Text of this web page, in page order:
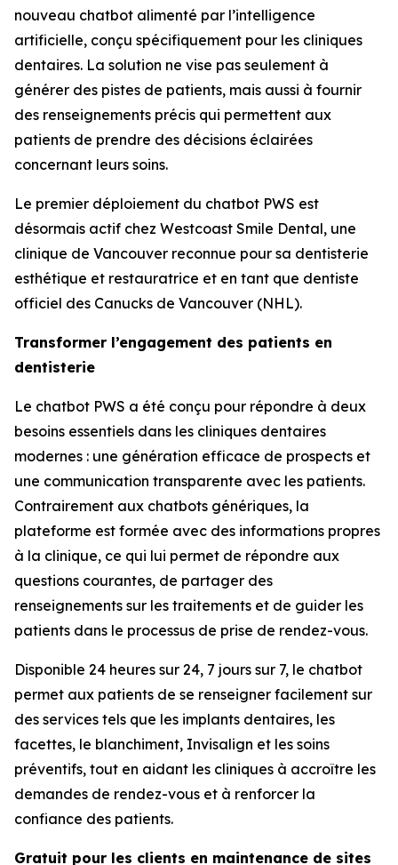
nouveau chatbot alimenté par l’intelligence
artificielle, conçu spécifiquement pour les cliniques
dentaires. La solution ne vise pas seulement à
générer des pistes de patients, mais aussi à fournir
des renseignements précis qui permettent aux
patients de prendre des décisions éclairées
concernant leurs soins.
Le premier déploiement du chatbot PWS est
désormais actif chez Westcoast Smile Dental, une
clinique de Vancouver reconnue pour sa dentisterie
esthétique et restauratrice et en tant que dentiste
officiel des Canucks de Vancouver (NHL).
Transformer l’engagement des patients en
dentisterie
Le chatbot PWS a été conçu pour répondre à deux
besoins essentiels dans les cliniques dentaires
modernes : une génération efficace de prospects et
une communication transparente avec les patients.
Contrairement aux chatbots génériques, la
plateforme est formée avec des informations propres
à la clinique, ce qui lui permet de répondre aux
questions courantes, de partager des
renseignements sur les traitements et de guider les
patients dans le processus de prise de rendez-vous.
Disponible 24 heures sur 24, 7 jours sur 7, le chatbot
permet aux patients de se renseigner facilement sur
des services tels que les implants dentaires, les
facettes, le blanchiment, Invisalign et les soins
préventifs, tout en aidant les cliniques à accroître les
demandes de rendez-vous et à renforcer la
confiance des patients.
Gratuit pour les clients en maintenance de sites